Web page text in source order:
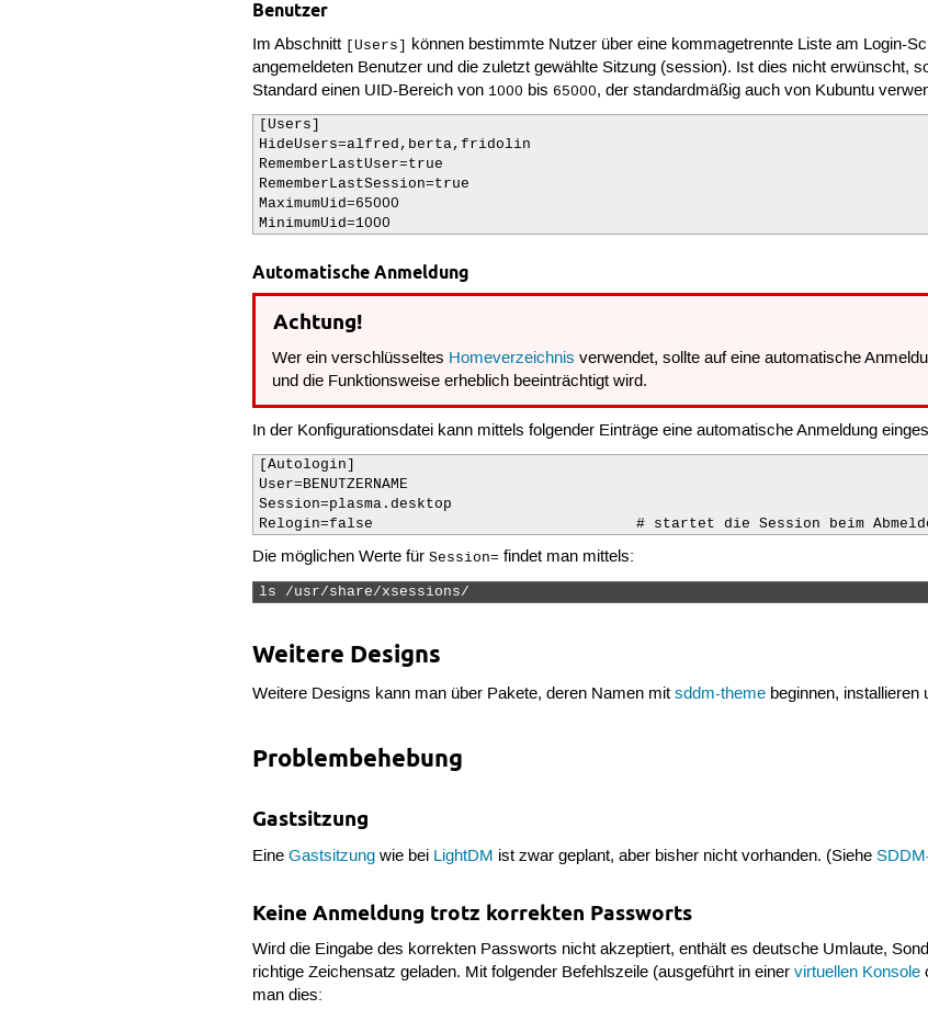
Benutzer
Im Abschnitt [Users]
können bestimmte Nutzer über eine kommagetrennte Liste am Login-
angemeldeten Benutzer und die zuletzt gewählte Sitzung (session). Ist dies nicht erwünscht,
Standard einen UID-Bereich von 1000 bis 65000, der standardmäßig auch von Kubuntu
[Users]
HideUsers=alfred,berta,fridolin
RememberLastUser=true
RememberLastSession=true
MaximumUid=65000
MinimumUid=1000
Automatische Anmeldung
Achtung!
Wer ein verschlüsseltes Homeverzeichnis verwendet, sollte auf eine automatische
und die Funktionsweise erheblich beeinträchtigt wird.
In der Konfigurationsdatei kann mittels folgender Einträge eine automatische Anmeldung
[Autologin]
User=BENUTZERNAME
Session=plasma.desktop
Relogin=false                              # startet die Session beim
Die möglichen Werte fürSession= findet man mittels:
ls /usr/share/xsessions/
Weitere Designs
Weitere Designs kann man über Pakete, deren Namen mitsddm-theme beginnen, installieren
Problembehebung
Gastsitzung
EineGastsitzung wie bei LightDM ist zwar geplant, aber bisher nicht vorhanden. (Siehe
Keine Anmeldung trotz korrekten Passworts
Wird die Eingabe des korrekten Passworts nicht akzeptiert, enthält es deutsche Umlaute,
richtige Zeichensatz geladen. Mit folgender Befehlszeile (ausgeführt in einervirtuellen Konsole
man dies: